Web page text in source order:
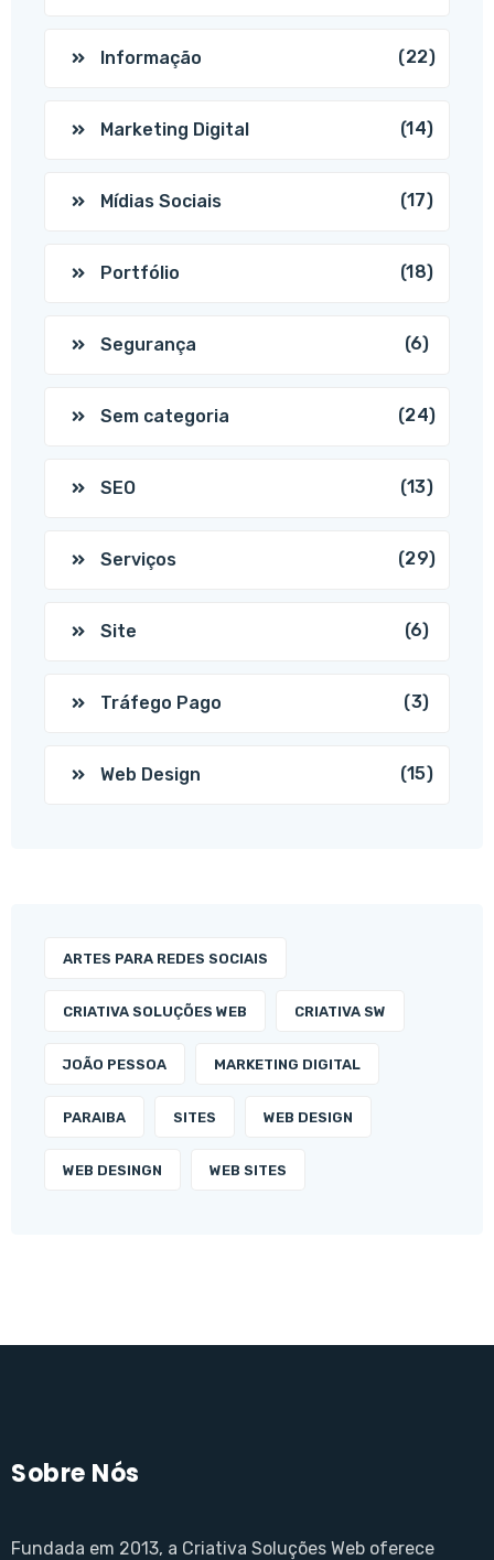
Informação (22)
Marketing Digital (14)
Mídias Sociais (17)
Portfólio (18)
Segurança (6)
Sem categoria (24)
SEO (13)
Serviços (29)
Site (6)
Tráfego Pago (3)
Web Design (15)
ARTES PARA REDES SOCIAIS
CRIATIVA SOLUÇÕES WEB CRIATIVA SW
JOÃO PESSOA MARKETING DIGITAL
PARAIBA SITES WEB DESIGN
WEB DESINGN WEB SITES
Sobre Nós
Fundada em 2013, a Criativa Soluções Web oferece